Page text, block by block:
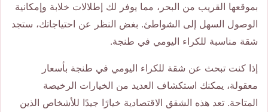
بموقعها القريب من البحر، مما يوفر لك إطلالات خلابة وإمكانية
الوصول السهل إلى الشواطئ. بغض النظر عن احتياجاتك، ستجد
شقة مناسبة للكراء اليومي في طنجة.
إذا كنت تبحث عن شقة للكراء اليومي في طنجة بأسعار
معقولة، يمكنك استكشاف العديد من الخيارات الرخيصة
المتاحة. تعد هذه الشقق الاقتصادية خيارًا جيدًا للأشخاص الذين